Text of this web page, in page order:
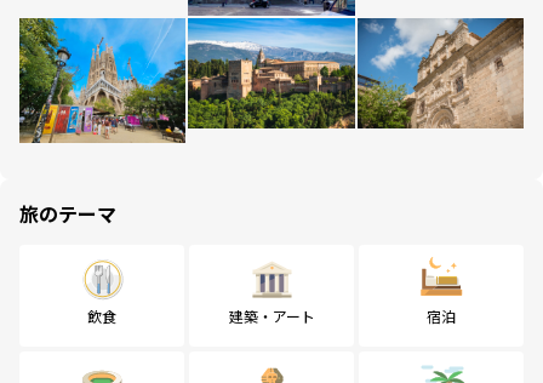
旅のテーマ
飲食 建築・アート 宿泊